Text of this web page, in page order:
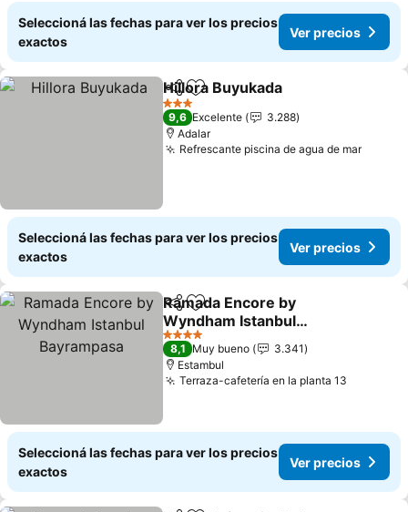
Seleccioná las fechas para ver los precios
exactos
Ver precios
CompartirAñadir a favoritos
Hillora Buyukada
3 Estrellas
9,6 Excelente
3.288
Adalar
Refrescante piscina de agua de mar
Seleccioná las fechas para ver los precios
exactos
Ver precios
CompartirAñadir a favoritos
Ramada Encore by
Wyndham Istanbul
Bayrampasa
4 Estrellas
8,1 Muy bueno
3.341
Estambul
Terraza-cafetería en la planta 13
Seleccioná las fechas para ver los precios
exactos
Ver precios